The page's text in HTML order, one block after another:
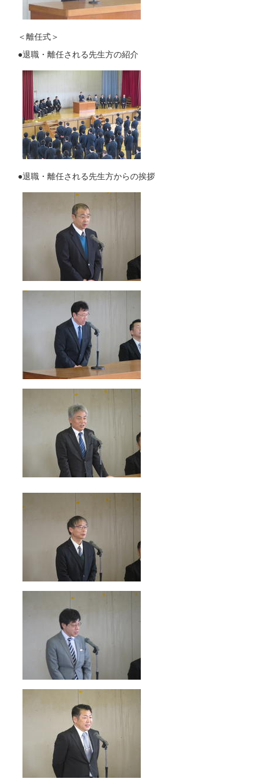
＜離任式＞
●退職・離任される先生方の紹介
●退職・離任される先生方からの挨拶